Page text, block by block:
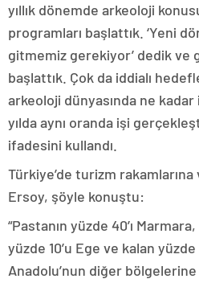
yıllık dönemde arkeoloji
programları başlattık. ‘Yeni
gitmemiz gerekiyor’ dedik ve
başlattık. Çok da iddialı
arkeoloji dünyasında ne
yılda aynı oranda işi
ifadesini kullandı.
Türkiye’de turizm rakamlarına
Ersoy, şöyle konuştu:
“Pastanın yüzde 40’ı
yüzde 10’u Ege ve kalan
Anadolu’nun diğer bölgelerine